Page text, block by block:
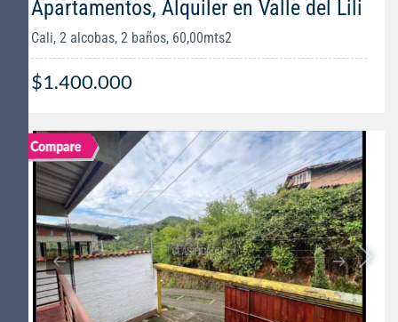
Apartamentos, Alquiler en Valle del Lili
Cali, 2 alcobas, 2 baños, 60,00mts2
$1.400.000